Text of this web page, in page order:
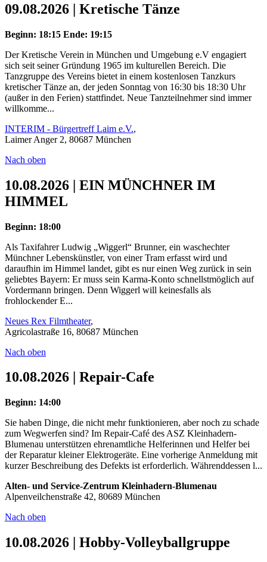
09.08.2026 | Kretische Tänze
Beginn: 18:15 Ende: 19:15
Der Kretische Verein in München und Umgebung e.V engagiert
sich seit seiner Gründung 1965 im kulturellen Bereich. Die
Tanzgruppe des Vereins bietet in einem kostenlosen Tanzkurs
kretischer Tänze an, der jeden Sonntag von 16:30 bis 18:30 Uhr
(außer in den Ferien) stattfindet. Neue Tanzteilnehmer sind immer
willkomme...
INTERIM - Bürgertreff Laim e.V.,
Laimer Anger 2, 80687 München
Nach oben
10.08.2026 | EIN MÜNCHNER IM
HIMMEL
Beginn: 18:00
Als Taxifahrer Ludwig „Wiggerl“ Brunner, ein waschechter
Münchner Lebenskünstler, von einer Tram erfasst wird und
daraufhin im Himmel landet, gibt es nur einen Weg zurück in sein
geliebtes Bayern: Er muss sein Karma-Konto schnellstmöglich auf
Vordermann bringen. Denn Wiggerl will keinesfalls als
frohlockender E...
Neues Rex Filmtheater,
Agricolastraße 16, 80687 München
Nach oben
10.08.2026 | Repair-Cafe
Beginn: 14:00
Sie haben Dinge, die nicht mehr funktionieren, aber noch zu schade
zum Wegwerfen sind? Im Repair-Café des ASZ Kleinhadern-
Blumenau unterstützen ehrenamtliche Helferinnen und Helfer bei
der Reparatur kleiner Elektrogeräte. Eine vorherige Anmeldung mit
kurzer Beschreibung des Defekts ist erforderlich. Währenddessen l...
Alten- und Service-Zentrum Kleinhadern-Blumenau
Alpenveilchenstraße 42, 80689 München
Nach oben
10.08.2026 | Hobby-Volleyballgruppe